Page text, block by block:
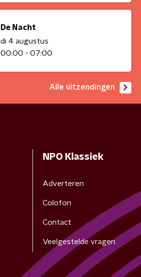
De Nacht
di 4 augustus
00:00 - 07:00
Alle uitzendingen
NPO Klassiek
Adverteren
Colofon
Contact
Veelgestelde vragen